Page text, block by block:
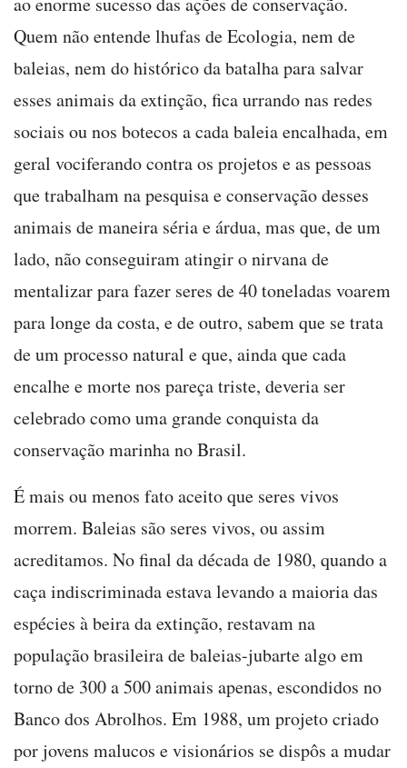
Quem não entende lhufas de Ecologia, nem de
baleias, nem do histórico da batalha para salvar
esses animais da extinção, fica urrando nas redes
sociais ou nos botecos a cada baleia encalhada, em
geral vociferando contra os projetos e as pessoas
que trabalham na pesquisa e conservação desses
animais de maneira séria e árdua, mas que, de um
lado, não conseguiram atingir o nirvana de
mentalizar para fazer seres de 40 toneladas voarem
para longe da costa, e de outro, sabem que se trata
de um processo natural e que, ainda que cada
encalhe e morte nos pareça triste, deveria ser
celebrado como uma grande conquista da
conservação marinha no Brasil.
É mais ou menos fato aceito que seres vivos
morrem. Baleias são seres vivos, ou assim
acreditamos. No final da década de 1980, quando a
caça indiscriminada estava levando a maioria das
espécies à beira da extinção, restavam na
população brasileira de baleias-jubarte algo em
torno de 300 a 500 animais apenas, escondidos no
Banco dos Abrolhos. Em 1988, um projeto criado
por jovens malucos e visionários se dispôs a mudar